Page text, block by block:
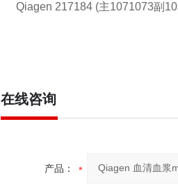
Qiagen 217184 (主1071073副
在线咨询
产品：